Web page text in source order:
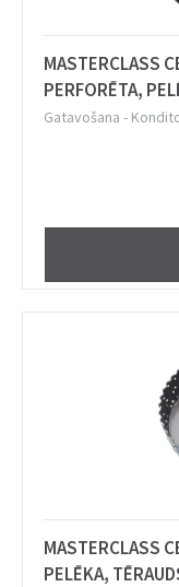
MASTERCLASS
PERFORĒTA,
Gatavošana -
MASTERCLASS
PELĒKA,